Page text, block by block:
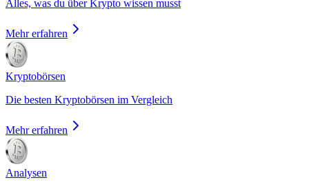
Alles, was du über Krypto wissen musst
Mehr erfahren
Kryptobörsen
Die besten Kryptobörsen im Vergleich
Mehr erfahren
Analysen